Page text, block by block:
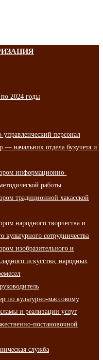
2024 годы
персонал
— начальник отдела бухучета и
информационно-
работы
традиционной хакасской
народного творчества и
культурного сотрудничества
изобразительного и
искусства, народных
по культурно-массовому
и реализации услуг
постановочной
служба